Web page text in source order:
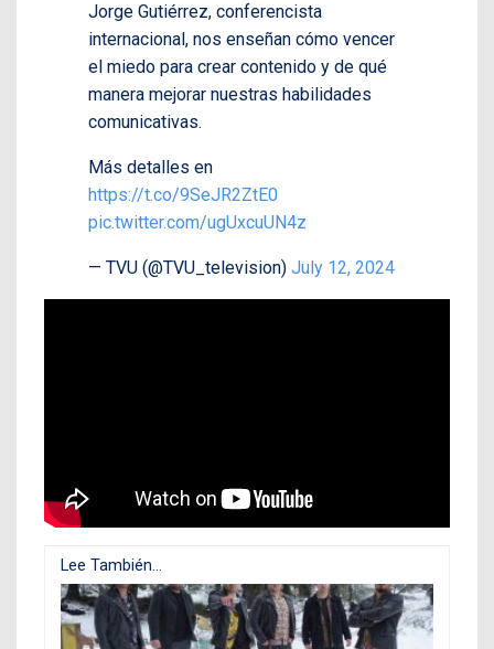
Jorge Gutiérrez, conferencista
internacional, nos enseñan cómo vencer
el miedo para crear contenido y de qué
manera mejorar nuestras habilidades
comunicativas.
Más detalles en
https://t.co/9SeJR2ZtE0
pic.twitter.com/ugUxcuUN4z
— TVU (@TVU_television) July 12, 2024
Lee También...